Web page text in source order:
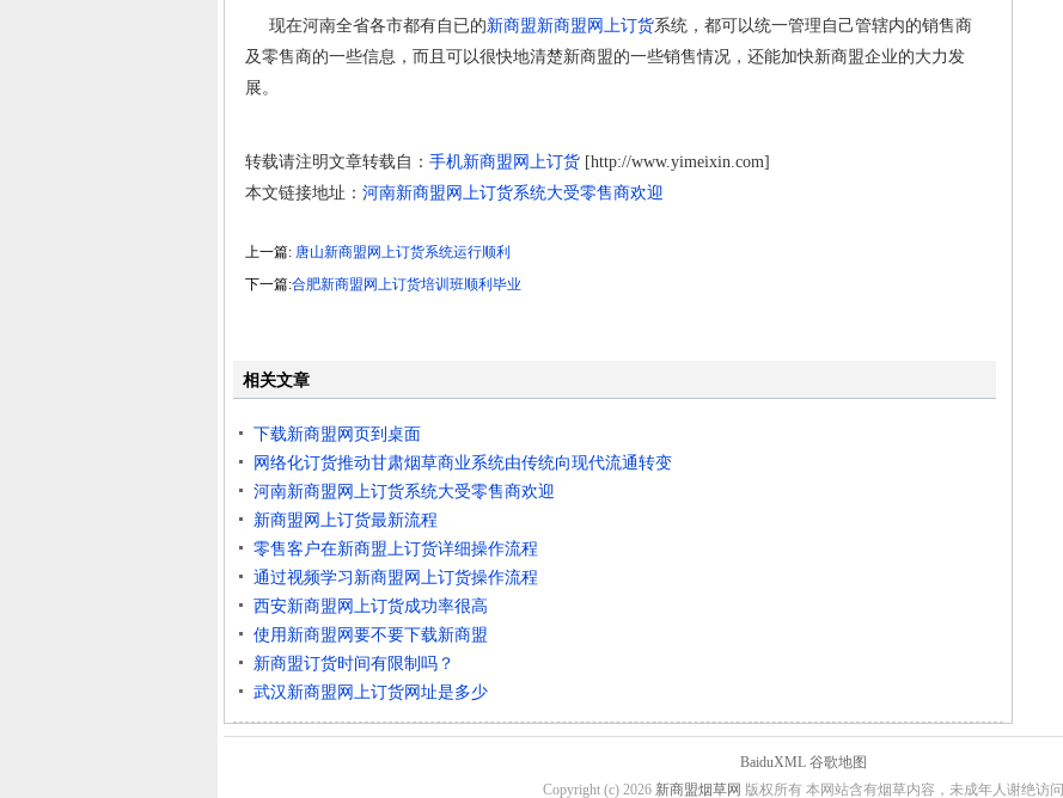
现在河南全省各市都有自已的新商盟新商盟网上订货系统，都可以统一管理自己管辖内的销售商
及零售商的一些信息，而且可以很快地清楚新商盟的一些销售情况，还能加快新商盟企业的大力发
展。
转载请注明文章转载自： 手机新商盟网上订货[http://www.yimeixin.com]
本文链接地址： 河南新商盟网上订货系统大受零售商欢迎
上一篇: 唐山新商盟网上订货系统运行顺利
下一篇:合肥新商盟网上订货培训班顺利毕业
相关文章
下载新商盟网页到桌面
网络化订货推动甘肃烟草商业系统由传统向现代流通转变
河南新商盟网上订货系统大受零售商欢迎
新商盟网上订货最新流程
零售客户在新商盟上订货详细操作流程
通过视频学习新商盟网上订货操作流程
西安新商盟网上订货成功率很高
使用新商盟网要不要下载新商盟
新商盟订货时间有限制吗？
武汉新商盟网上订货网址是多少
BaiduXML 谷歌地图
Copyright (c) 2026 新商盟烟草网 版权所有 本网站含有烟草内容，未成年人谢绝访问